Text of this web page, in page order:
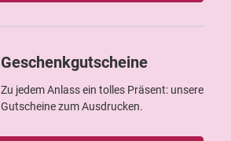
Geschenkgutscheine
Zu jedem Anlass ein tolles Präsent: unsere
Gutscheine zum Ausdrucken.